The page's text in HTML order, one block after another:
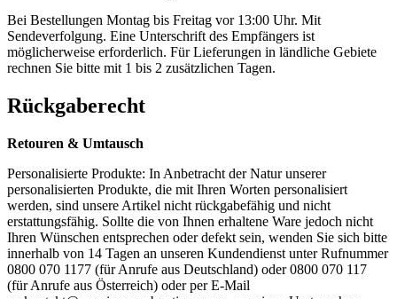
Bei Bestellungen Montag bis Freitag vor 13:00 Uhr. Mit
Sendeverfolgung. Eine Unterschrift des Empfängers ist
möglicherweise erforderlich. Für Lieferungen in ländliche Gebiete
rechnen Sie bitte mit 1 bis 2 zusätzlichen Tagen.
Rückgaberecht
Retouren & Umtausch
Personalisierte Produkte: In Anbetracht der Natur unserer
personalisierten Produkte, die mit Ihren Worten personalisiert
werden, sind unsere Artikel nicht rückgabefähig und nicht
erstattungsfähig. Sollte die von Ihnen erhaltene Ware jedoch nicht
Ihren Wünschen entsprechen oder defekt sein, wenden Sie sich bitte
innerhalb von 14 Tagen an unseren Kundendienst unter Rufnummer
0800 070 1177 (für Anrufe aus Deutschland) oder 0800 070 117
(für Anrufe aus Österreich) oder per E-Mail